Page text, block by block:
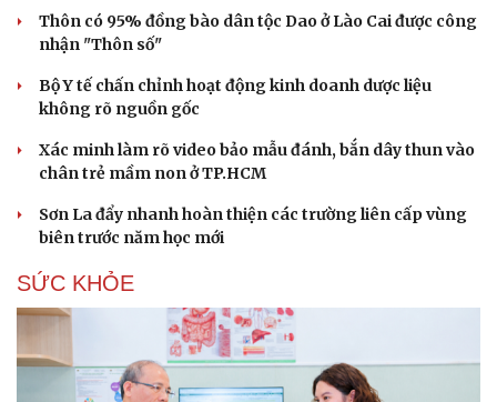
Thôn có 95% đồng bào dân tộc Dao ở Lào Cai được công
nhận "Thôn số"
Bộ Y tế chấn chỉnh hoạt động kinh doanh dược liệu
không rõ nguồn gốc
Xác minh làm rõ video bảo mẫu đánh, bắn dây thun vào
chân trẻ mầm non ở TP.HCM
Sơn La đẩy nhanh hoàn thiện các trường liên cấp vùng
biên trước năm học mới
SỨC KHỎE